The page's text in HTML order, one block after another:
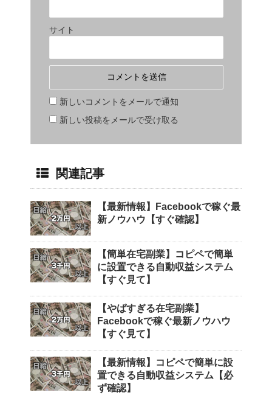
サイト
新しいコメントをメールで通知
新しい投稿をメールで受け取る
関連記事
【最新情報】Facebookで稼ぐ最
新ノウハウ【すぐ確認】
【簡単在宅副業】コピペで簡単
に設置できる自動収益システム
【すぐ見て】
【やばすぎる在宅副業】
Facebookで稼ぐ最新ノウハウ
【すぐ見て】
【最新情報】コピペで簡単に設
置できる自動収益システム【必
ず確認】